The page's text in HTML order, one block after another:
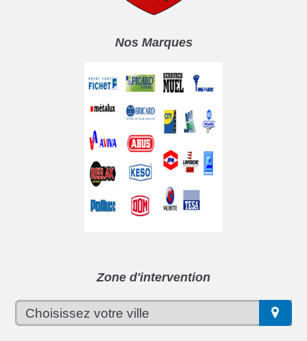
Nos Marques
Zone d'intervention